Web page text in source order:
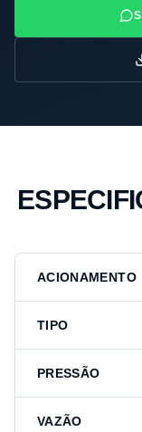
ACIONAMENTO
TIPO
PRESSÃO
VAZÃO